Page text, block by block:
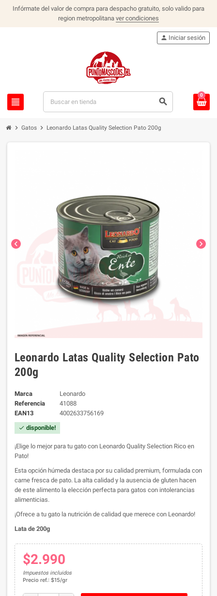
Infórmate del valor de compra para despacho gratuito, solo valido para
region metropolitana ver condiciones
view_headline search
person Iniciar sesión
0
chevron_right Gatos chevron_right Leonardo Latas Quality Selection Pato 200g
chevron_left chevron_right
Leonardo Latas Quality Selection Pato
200g
Marca
Leonardo
Referencia
41088
EAN13
4002633756169
check disponible!
¡Elige lo mejor para tu gato con Leonardo Quality Selection Rico en
Pato!
Esta opción húmeda destaca por su calidad premium, formulada con
carne fresca de pato. La alta calidad y la ausencia de gluten hacen
de este alimento la elección perfecta para gatos con intolerancias
alimenticias.
¡Ofrece a tu gato la nutrición de calidad que merece con Leonardo!
Lata de 200g
$2.990
Impuestos incluidos
Precio ref.: $15/gr